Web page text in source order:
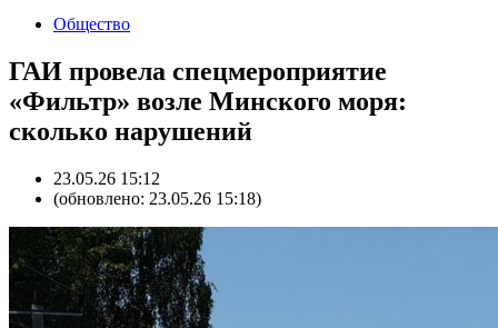
Общество
ГАИ провела спецмероприятие
«Фильтр» возле Минского моря:
сколько нарушений
23.05.26 15:12
(обновлено: 23.05.26 15:18)